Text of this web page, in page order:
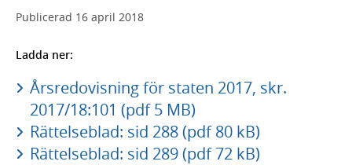
Publicerad 16 april 2018
Ladda ner:
Årsredovisning för staten 2017, skr.
2017/18:101 (pdf 5 MB)
Rättelseblad: sid 288 (pdf 80 kB)
Rättelseblad: sid 289 (pdf 72 kB)